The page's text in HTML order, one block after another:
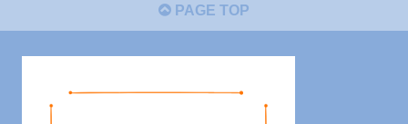
PAGE TOP